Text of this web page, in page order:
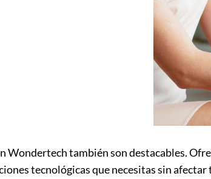
Wondertech también son destacables.
tecnológicas que necesitas sin